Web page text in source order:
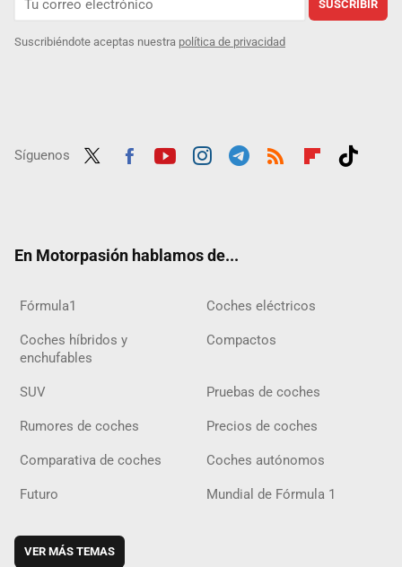
SUSCRIBIR
Suscribiéndote aceptas nuestra política de privacidad
Síguenos
En Motorpasión hablamos de...
Fórmula1 Coches eléctricos
Coches híbridos y
enchufables
Compactos
SUV Pruebas de coches
Rumores de coches Precios de coches
Comparativa de coches Coches autónomos
Futuro Mundial de Fórmula 1
VER MÁS TEMAS